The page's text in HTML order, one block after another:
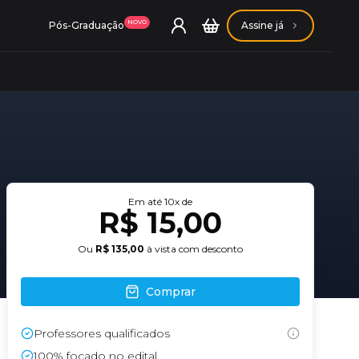
Pós-Graduação NOVO Assine já
Em até 10x de
R$ 15,00
Ou R$ 135,00 à vista com desconto
Comprar
Professores qualificados
100% focado no edital